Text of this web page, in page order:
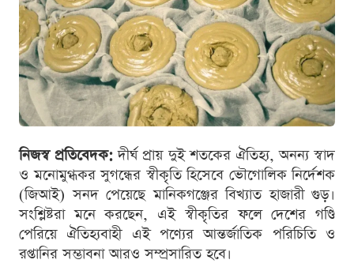
নিজস্ব প্রতিবেদক: দীর্ঘ প্রায় দুই শতকের ঐতিহ্য, অনন্য স্বাদ
ও মনোমুগ্ধকর সুগন্ধের স্বীকৃতি হিসেবে ভৌগোলিক নির্দেশক
(জিআই) সনদ পেয়েছে মানিকগঞ্জের বিখ্যাত হাজারী গুড়।
সংশ্লিষ্টরা মনে করছেন, এই স্বীকৃতির ফলে দেশের গণ্ডি
পেরিয়ে ঐতিহ্যবাহী এই পণ্যের আন্তর্জাতিক পরিচিতি ও
রপ্তানির সম্ভাবনা আরও সম্প্রসারিত হবে।